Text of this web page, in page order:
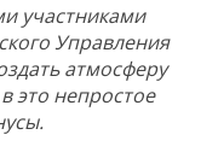
участниками
Управления
атмосферу
это непростое